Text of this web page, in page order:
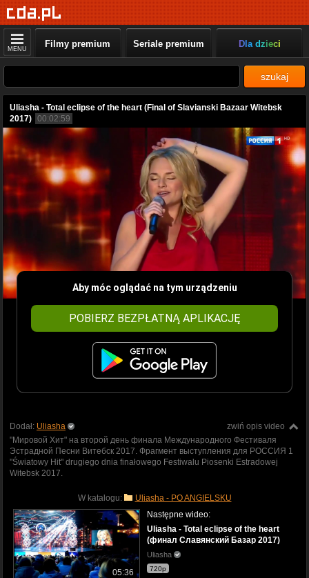
MENU Filmy premium Seriale premium Dla dzieci
szukaj
Uliasha - Total eclipse of the heart (Final of Slavianski Bazaar Witebsk
2017) 00:02:59
Aby móc oglądać na tym urządzeniu
POBIERZ BEZPŁATNĄ APLIKACJĘ
zwiń opis video
Dodał: Uliasha
"Мировой Хит" на второй день финала Международного Фестиваля
Эстрадной Песни Витебск 2017. Фрагмент выступления для РОССИЯ 1
"Światowy Hit" drugiego dnia finałowego Festiwalu Piosenki Estradowej
Witebsk 2017.
W katalogu: Uliasha - PO ANGIELSKU
05:36
Następne wideo:
Uliasha - Total eclipse of the heart
(финал Славянский Базар 2017)
Uliasha
720p